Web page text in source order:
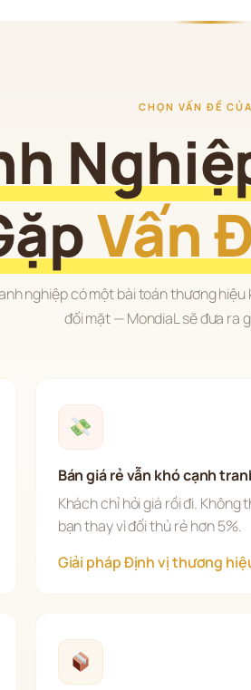
CHỌN VẤN ĐỀ
Vấn
nghiệp có một bài toán thương
đối mặt — MondiaL sẽ đưa ra
Bán giá rẻ vẫn khó cạnh
Khách chỉ hỏi giá rồi đi. Không
bạn thay vì đối thủ rẻ hơn 5%.
Giải pháp Định vị thương